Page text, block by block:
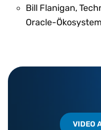
Bill Flanigan,
Oracle-
VIDEO